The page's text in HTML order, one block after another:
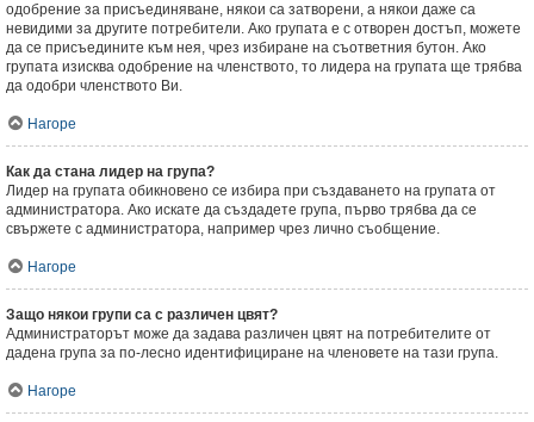
одобрение за присъединяване, някои са затворени, а някои даже са
невидими за другите потребители. Ако групата е с отворен достъп, можете
да се присъедините към нея, чрез избиране на съответния бутон. Ако
групата изисква одобрение на членството, то лидера на групата ще трябва
да одобри членството Ви.
Нагоре
Как да стана лидер на група?
Лидер на групата обикновено се избира при създаването на групата от
администратора. Ако искате да създадете група, първо трябва да се
свържете с администратора, например чрез лично съобщение.
Нагоре
Защо някои групи са с различен цвят?
Администраторът може да задава различен цвят на потребителите от
дадена група за по-лесно идентифициране на членовете на тази група.
Нагоре